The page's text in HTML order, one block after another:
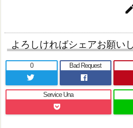
よろしければシェアお願い
0 Bad Request
Service Una